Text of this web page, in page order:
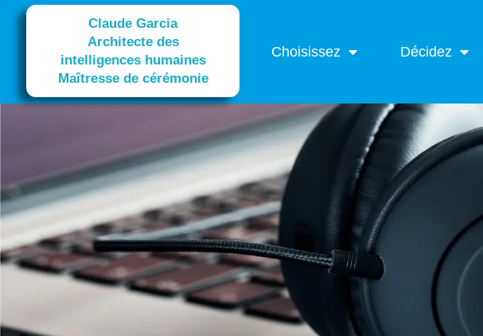
Claude Garcia
Architecte des
intelligences humaines
Maîtresse de cérémonie
Choisissez Décidez